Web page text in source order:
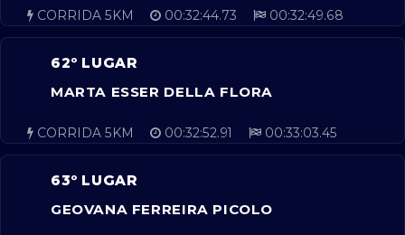
CORRIDA 5KM 00:32:44.73 00:32:49.68
62º LUGAR
MARTA ESSER DELLA FLORA
CORRIDA 5KM 00:32:52.91 00:33:03.45
63º LUGAR
GEOVANA FERREIRA PICOLO